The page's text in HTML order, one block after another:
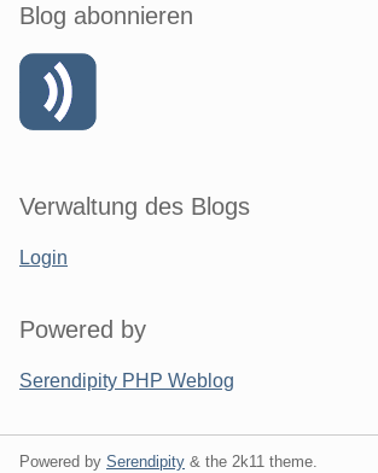
Blog abonnieren
Verwaltung des Blogs
Login
Powered by
Serendipity PHP Weblog
Powered by Serendipity & the 2k11 theme.